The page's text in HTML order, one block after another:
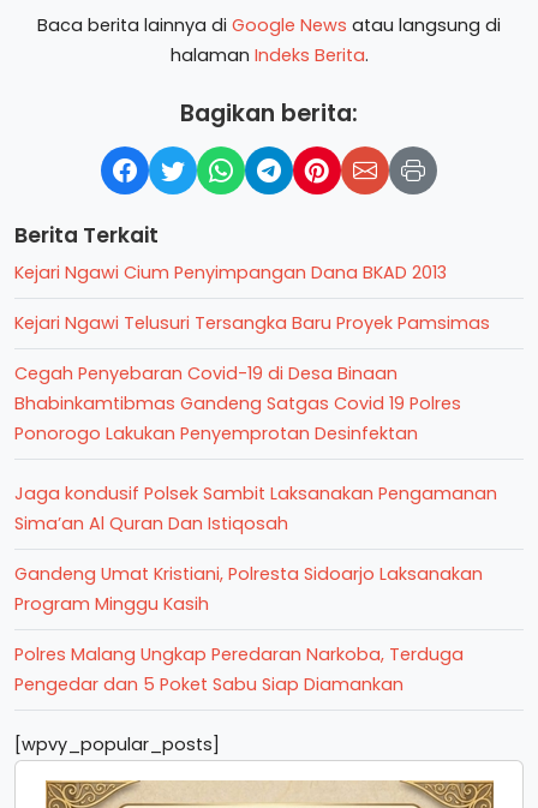
Baca berita lainnya di Google News atau langsung di
halaman Indeks Berita.
Bagikan berita:
Berita Terkait
Kejari Ngawi Cium Penyimpangan Dana BKAD 2013
Kejari Ngawi Telusuri Tersangka Baru Proyek Pamsimas
Cegah Penyebaran Covid-19 di Desa Binaan
Bhabinkamtibmas Gandeng Satgas Covid 19 Polres
Ponorogo Lakukan Penyemprotan Desinfektan
Jaga kondusif Polsek Sambit Laksanakan Pengamanan
Sima’an Al Quran Dan Istiqosah
Gandeng Umat Kristiani, Polresta Sidoarjo Laksanakan
Program Minggu Kasih
Polres Malang Ungkap Peredaran Narkoba, Terduga
Pengedar dan 5 Poket Sabu Siap Diamankan
[wpvy_popular_posts]